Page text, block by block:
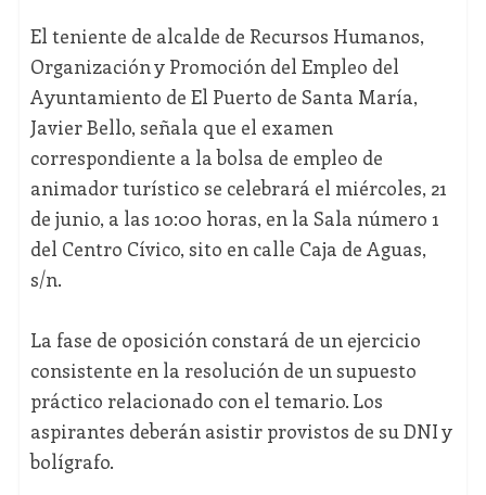
El teniente de alcalde de Recursos Humanos,
Organización y Promoción del Empleo del
Ayuntamiento de El Puerto de Santa María,
Javier Bello, señala que el examen
correspondiente a la bolsa de empleo de
animador turístico se celebrará el miércoles, 21
de junio, a las 10:00 horas, en la Sala número 1
del Centro Cívico, sito en calle Caja de Aguas,
s/n.
La fase de oposición constará de un ejercicio
consistente en la resolución de un supuesto
práctico relacionado con el temario. Los
aspirantes deberán asistir provistos de su DNI y
bolígrafo.